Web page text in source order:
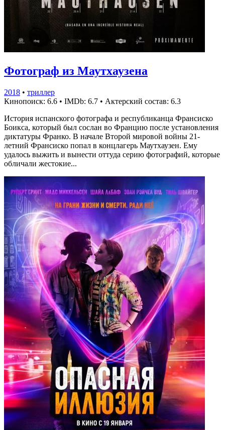
Фотограф из Маутхаузена
2018 • триллер
Кинопоиск: 6.6 • IMDb: 6.7 • Актерский состав: 6.3
История испанского фотографа и республиканца Франсиско
Боикса, который был сослан во Францию после установления
диктатуры Франко. В начале Второй мировой войны 21-
летний Франсиско попал в концлагерь Маутхаузен. Ему
удалось выжить и вынести оттуда серию фотографий, которые
обличали жестокие...